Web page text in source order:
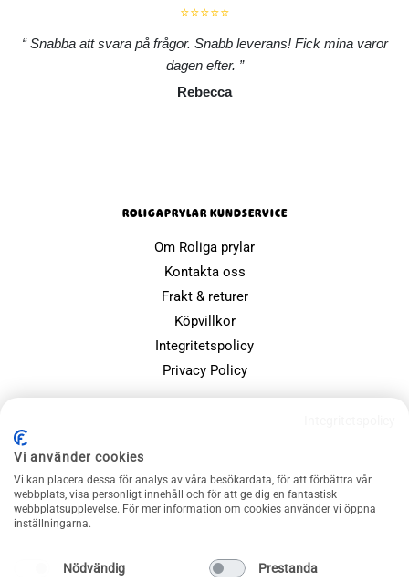
⭐⭐⭐⭐⭐
Snabba att svara på frågor. Snabb leverans! Fick mina varor
dagen efter.
Rebecca
ROLIGAPRYLAR KUNDSERVICE
Om Roliga prylar
Kontakta oss
Frakt & returer
Köpvillkor
Integritetspolicy
Privacy Policy
Julklappsspelet
Merchandise
Vi använder cookies
Vi kan placera dessa för analys av våra besökardata, för att förbättra vår
webbplats, visa personligt innehåll och för att ge dig en fantastisk
webbplatsupplevelse. För mer information om cookies använder vi öppna
inställningarna.
Nödvändig Prestanda